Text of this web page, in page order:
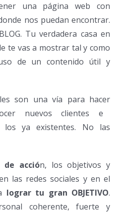
una página web con
nos puedan encontrar.
Tu verdadera casa en
te vas a mostrar tal y como
de un contenido útil y
son una vía para hacer
nuevos clientes e
los ya existentes. No las
de acción, los objetivos y
las redes sociales y en el
lograr tu gran OBJETIVO.
coherente, fuerte y